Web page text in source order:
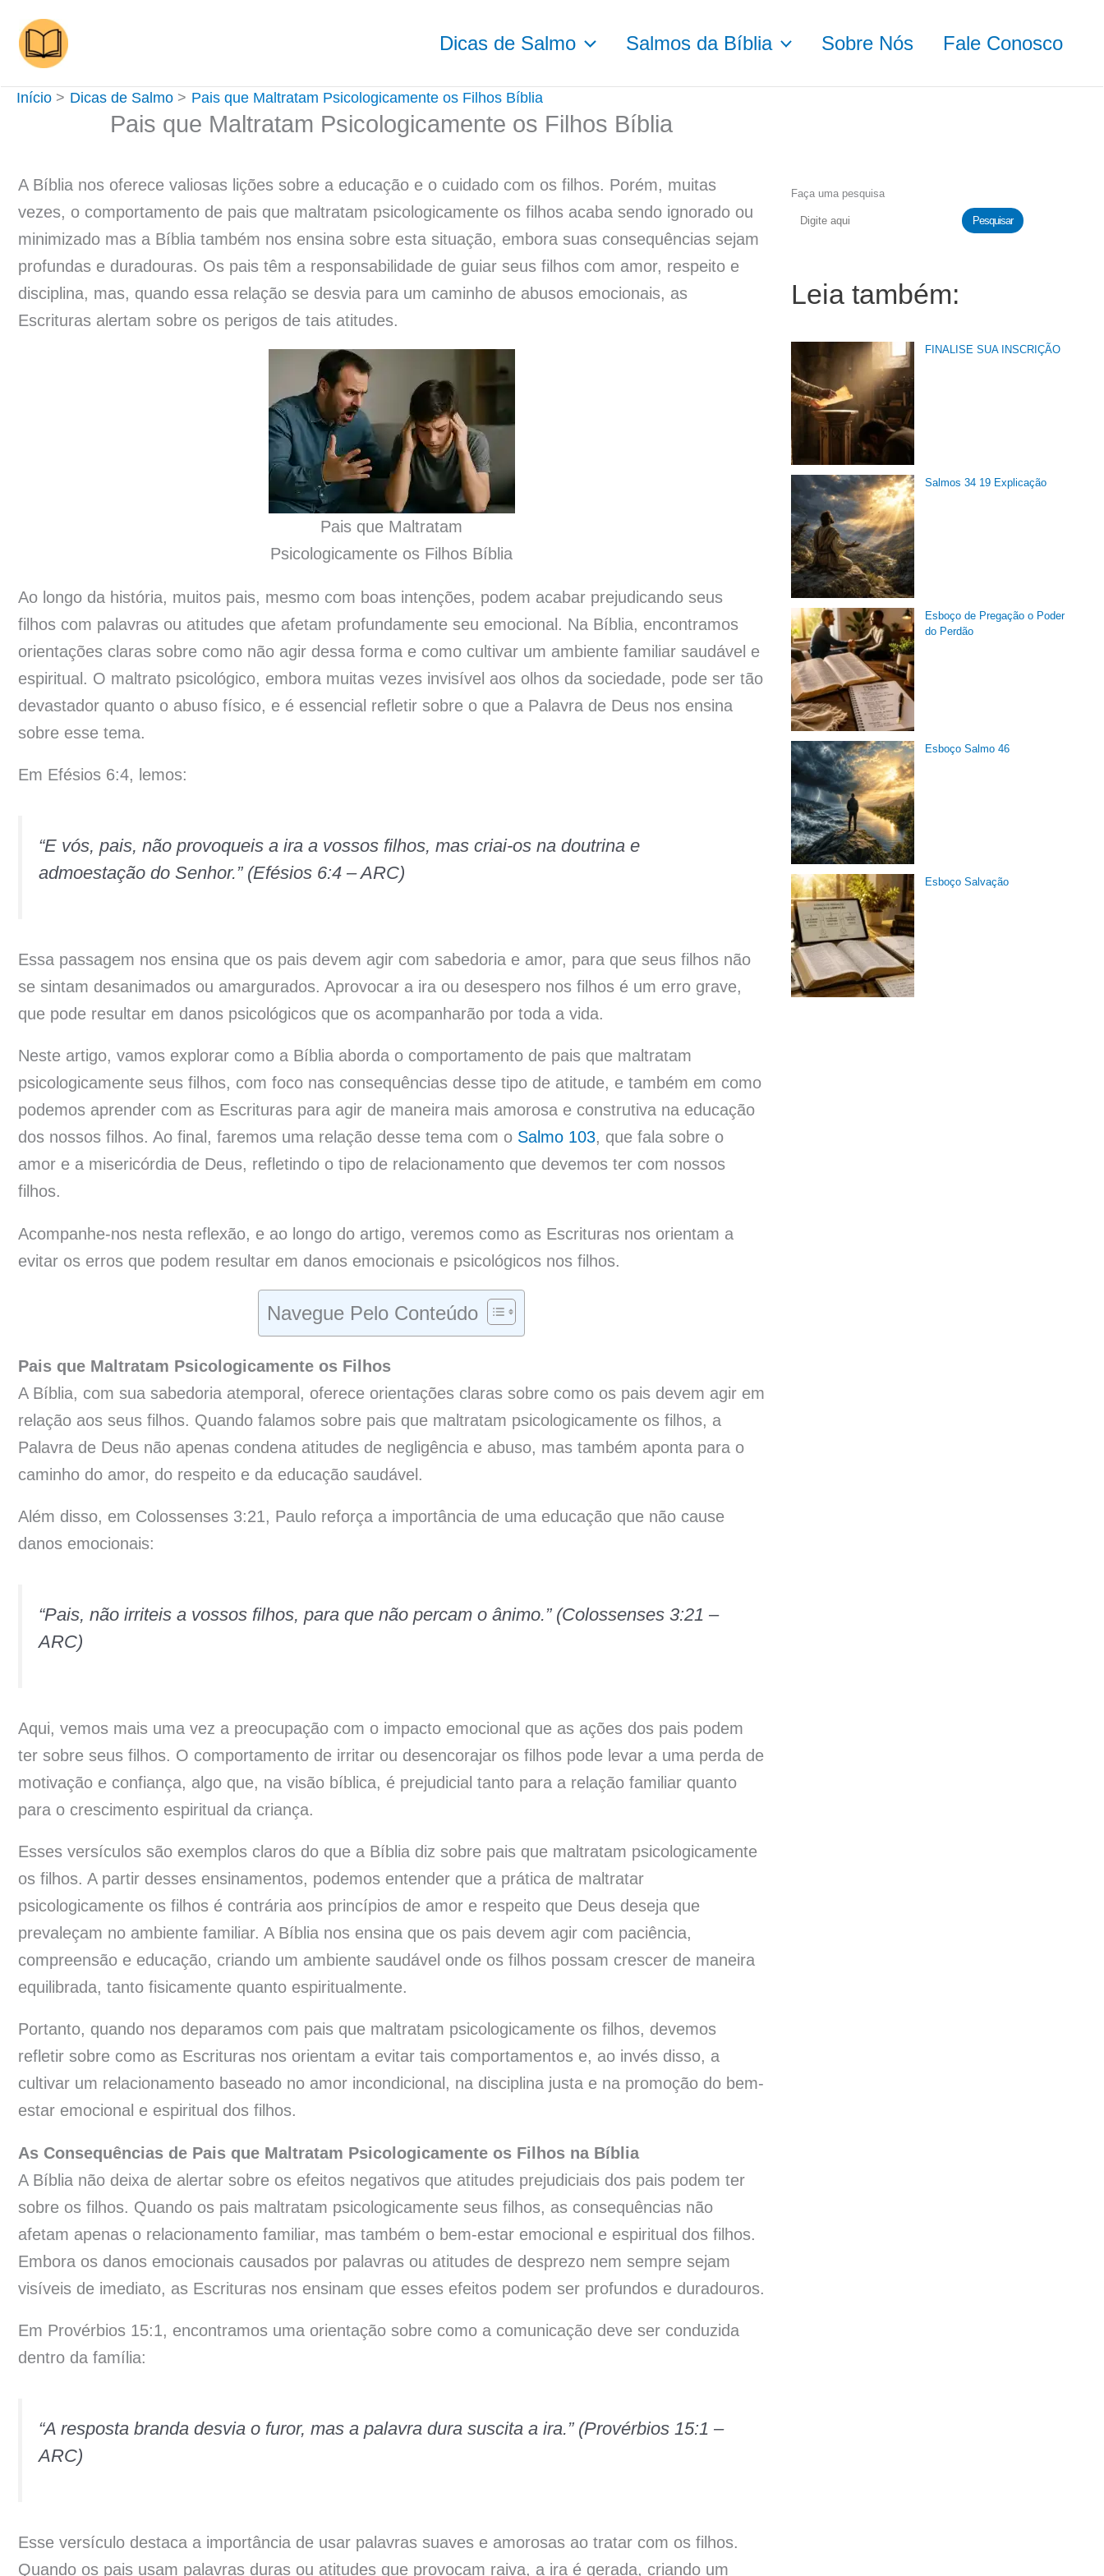
para
conteúdo
Dicas de Salmo Salmos da Bíblia Sobre Nós Fale Conosco
Início Dicas de Salmo Pais que Maltratam Psicologicamente os Filhos Bíblia
Pais que Maltratam Psicologicamente os Filhos Bíblia
A Bíblia nos oferece valiosas lições sobre a educação e o cuidado com os filhos. Porém, muitas
vezes, o comportamento de pais que maltratam psicologicamente os filhos acaba sendo ignorado ou
minimizado mas a Bíblia também nos ensina sobre esta situação, embora suas consequências sejam
profundas e duradouras. Os pais têm a responsabilidade de guiar seus filhos com amor, respeito e
disciplina, mas, quando essa relação se desvia para um caminho de abusos emocionais, as
Escrituras alertam sobre os perigos de tais atitudes.
Pais que Maltratam
Psicologicamente os Filhos Bíblia
Ao longo da história, muitos pais, mesmo com boas intenções, podem acabar prejudicando seus
filhos com palavras ou atitudes que afetam profundamente seu emocional. Na Bíblia, encontramos
orientações claras sobre como não agir dessa forma e como cultivar um ambiente familiar saudável e
espiritual. O maltrato psicológico, embora muitas vezes invisível aos olhos da sociedade, pode ser tão
devastador quanto o abuso físico, e é essencial refletir sobre o que a Palavra de Deus nos ensina
sobre esse tema.
Em Efésios 6:4, lemos:
“E vós, pais, não provoqueis a ira a vossos filhos, mas criai-os na doutrina e
admoestação do Senhor.” (Efésios 6:4 – ARC)
Essa passagem nos ensina que os pais devem agir com sabedoria e amor, para que seus filhos não
se sintam desanimados ou amargurados. Aprovocar a ira ou desespero nos filhos é um erro grave,
que pode resultar em danos psicológicos que os acompanharão por toda a vida.
Neste artigo, vamos explorar como a Bíblia aborda o comportamento de pais que maltratam
psicologicamente seus filhos, com foco nas consequências desse tipo de atitude, e também em como
podemos aprender com as Escrituras para agir de maneira mais amorosa e construtiva na educação
dos nossos filhos. Ao final, faremos uma relação desse tema com o Salmo 103, que fala sobre o
amor e a misericórdia de Deus, refletindo o tipo de relacionamento que devemos ter com nossos
filhos.
Acompanhe-nos nesta reflexão, e ao longo do artigo, veremos como as Escrituras nos orientam a
evitar os erros que podem resultar em danos emocionais e psicológicos nos filhos.
Navegue Pelo Conteúdo
Pais que Maltratam Psicologicamente os Filhos
A Bíblia, com sua sabedoria atemporal, oferece orientações claras sobre como os pais devem agir em
relação aos seus filhos. Quando falamos sobre pais que maltratam psicologicamente os filhos, a
Palavra de Deus não apenas condena atitudes de negligência e abuso, mas também aponta para o
caminho do amor, do respeito e da educação saudável.
Além disso, em Colossenses 3:21, Paulo reforça a importância de uma educação que não cause
danos emocionais:
“Pais, não irriteis a vossos filhos, para que não percam o ânimo.” (Colossenses 3:21 –
ARC)
Aqui, vemos mais uma vez a preocupação com o impacto emocional que as ações dos pais podem
ter sobre seus filhos. O comportamento de irritar ou desencorajar os filhos pode levar a uma perda de
motivação e confiança, algo que, na visão bíblica, é prejudicial tanto para a relação familiar quanto
para o crescimento espiritual da criança.
Esses versículos são exemplos claros do que a Bíblia diz sobre pais que maltratam psicologicamente
os filhos. A partir desses ensinamentos, podemos entender que a prática de maltratar
psicologicamente os filhos é contrária aos princípios de amor e respeito que Deus deseja que
prevaleçam no ambiente familiar. A Bíblia nos ensina que os pais devem agir com paciência,
compreensão e educação, criando um ambiente saudável onde os filhos possam crescer de maneira
equilibrada, tanto fisicamente quanto espiritualmente.
Portanto, quando nos deparamos com pais que maltratam psicologicamente os filhos, devemos
refletir sobre como as Escrituras nos orientam a evitar tais comportamentos e, ao invés disso, a
cultivar um relacionamento baseado no amor incondicional, na disciplina justa e na promoção do bem-
estar emocional e espiritual dos filhos.
As Consequências de Pais que Maltratam Psicologicamente os Filhos na Bíblia
A Bíblia não deixa de alertar sobre os efeitos negativos que atitudes prejudiciais dos pais podem ter
sobre os filhos. Quando os pais maltratam psicologicamente seus filhos, as consequências não
afetam apenas o relacionamento familiar, mas também o bem-estar emocional e espiritual dos filhos.
Embora os danos emocionais causados por palavras ou atitudes de desprezo nem sempre sejam
visíveis de imediato, as Escrituras nos ensinam que esses efeitos podem ser profundos e duradouros.
Em Provérbios 15:1, encontramos uma orientação sobre como a comunicação deve ser conduzida
dentro da família:
“A resposta branda desvia o furor, mas a palavra dura suscita a ira.” (Provérbios 15:1 –
ARC)
Esse versículo destaca a importância de usar palavras suaves e amorosas ao tratar com os filhos.
Quando os pais usam palavras duras ou atitudes que provocam raiva, a ira é gerada, criando um
Faça uma pesquisa
Pesquisar
Leia também:
FINALISE SUA INSCRIÇÃO
Salmos 34 19 Explicação
Esboço de Pregação o Poder
do Perdão
Esboço Salmo 46
Esboço Salvação